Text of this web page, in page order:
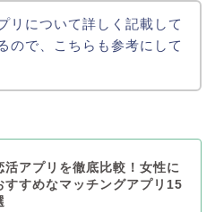
リについて詳しく記載して
ので、こちらも参考にして
活アプリを徹底比較！女性に
すすめなマッチングアプリ15